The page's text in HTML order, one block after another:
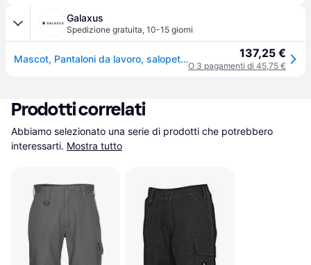
Galaxus
Spedizione gratuita, 10-15 giorni
Mascot, Pantaloni da lavoro, salopette unisex ad alta visibilità Newcastle arancione, antracite scuro taglia 52 (L) 137,25 €
O 3 pagamenti di 45,75 €
Prodotti correlati
Abbiamo selezionato una serie di prodotti che potrebbero
interessarti. Mostra tutto